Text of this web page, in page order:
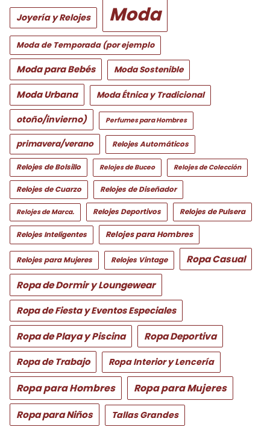
Joyería y Relojes Moda
Moda de Temporada (por ejemplo
Moda para Bebés Moda Sostenible
Moda Urbana Moda Étnica y Tradicional
otoño/invierno) Perfumes para Hombres
primavera/verano Relojes Automáticos
Relojes de Bolsillo Relojes de Buceo Relojes de Colección
Relojes de Cuarzo Relojes de Diseñador
Relojes de Marca. Relojes Deportivos Relojes de Pulsera
Relojes Inteligentes Relojes para Hombres
Relojes para Mujeres Relojes Vintage Ropa Casual
Ropa de Dormir y Loungewear
Ropa de Fiesta y Eventos Especiales
Ropa de Playa y Piscina
Ropa Deportiva
Ropa de Trabajo
Ropa Interior y Lencería
Ropa para Hombres Ropa para Mujeres
Ropa para Niños Tallas Grandes